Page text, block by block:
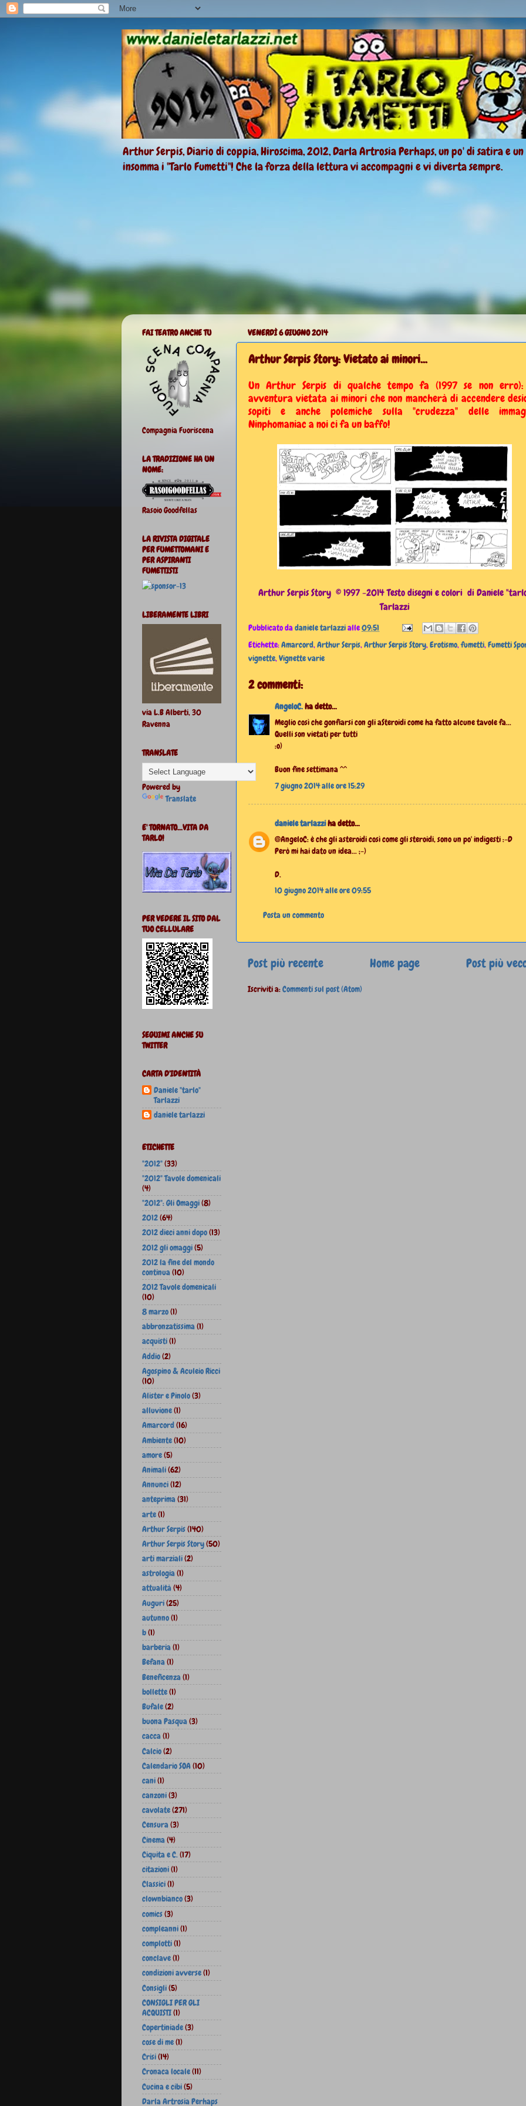
Arthur Serpis, Diario di coppia, Hiroscima, 2012, Darla Artrosia Perhaps, un po' di satira e
insomma i "Tarlo Fumetti"! Che la forza della lettura vi accompagni e vi diverta sempre.
VENERDÌ 6 GIUGNO 2014
Arthur Serpis Story: Vietato ai minori...
Un Arthur Serpis di qualche tempo fa (1997 se non
avventura vietata ai minori che non mancherà di accendere
sopiti e anche polemiche sulla "crudezza" delle
Ninphomaniac a noi ci fa un baffo!
Arthur Serpis Story © 1997 -2014 Testo disegni e colori di Daniele
Tarlazzi
Pubblicato dadaniele tarlazzialle09:51
Etichette:Amarcord,Arthur Serpis,Arthur Serpis Story,Erotismo,fumetti,Fumetti
vignette,Vignette varie
2 commenti:
AngeloC.ha detto...
Meglio così che gonfiarsi con gli aSteroidi come ha fatto alcune tavole fa...
Quelli son vietati per tutti
:o)
Buon fine settimana ^^
7 giugno 2014 alle ore 15:29
daniele tarlazziha detto...
@AngeloC: è che gli asteroidi così come gli steroidi, sono un po' indigesti :-D
Però mi hai dato un idea... ;-)
D.
10 giugno 2014 alle ore 09:55
Posta un commento
Post più recente Post più
Home page
Iscriviti a:Commenti sul post (Atom)
FAI TEATRO ANCHE TU
Compagnia Fuoriscena
LA TRADIZIONE HA UN
NOME:
Rasoio Goodfellas
LA RIVISTA DIGITALE
PER FUMETTOMANI E
PER ASPIRANTI
FUMETTISTI
LIBERAMENTE LIBRI
via L.B Alberti, 30
Ravenna
TRANSLATE
Powered by
Translate
E' TORNATO...VITA DA
TARLO!
PER VEDERE IL SITO DAL
TUO CELLULARE
SEGUIMI ANCHE SU
TWITTER
CARTA D'IDENTITÀ
Daniele "tarlo"
Tarlazzi
daniele tarlazzi
ETICHETTE
"2012"(33)
"2012" Tavole domenicali
(4)
"2012": Gli Omaggi(8)
2012(64)
2012 dieci anni dopo(13)
2012 gli omaggi(5)
2012 la fine del mondo
continua(10)
2012 Tavole domenicali
(10)
8 marzo(1)
abbronzatissima(1)
acquisti(1)
Addio(2)
Agospino & Aculeio Ricci
(10)
Alister e Pinolo(3)
alluvione(1)
Amarcord(16)
Ambiente(10)
amore(5)
Animali(62)
Annunci(12)
anteprima(31)
arte(1)
Arthur Serpis(140)
Arthur Serpis Story(50)
arti marziali(2)
astrologia(1)
attualità(4)
Auguri(25)
autunno(1)
b(1)
barberia(1)
Befana(1)
Beneficenza(1)
bollette(1)
Bufale(2)
buona Pasqua(3)
cacca(1)
Calcio(2)
Calendario SOA(10)
cani(1)
canzoni(3)
cavolate(271)
Censura(3)
Cinema(4)
Ciquita e C.(17)
citazioni(1)
Classici(1)
clownbianco(3)
comics(3)
compleanni(1)
complotti(1)
conclave(1)
condizioni avverse(1)
Consigli(5)
CONSIGLI PER GLI
ACQUISTI(1)
Copertiniade(3)
cose di me(1)
Crisi(14)
Cronaca locale(11)
Cucina e cibi(5)
Darla Artrosia Perhaps